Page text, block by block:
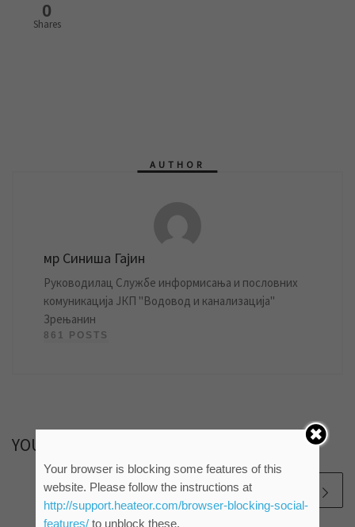
0
Shares
AUTHOR
мр Синиша Гајин
Руководилац Службе информисања и пословних
комуникација ЈКП "Водовод и канализација"
Зрењанин
861 POSTS
YOU MAY ALSO LIKE
Your browser is blocking some features of this
website. Please follow the instructions at
http://support.heateor.com/browser-blocking-social-
features/to unblock these.